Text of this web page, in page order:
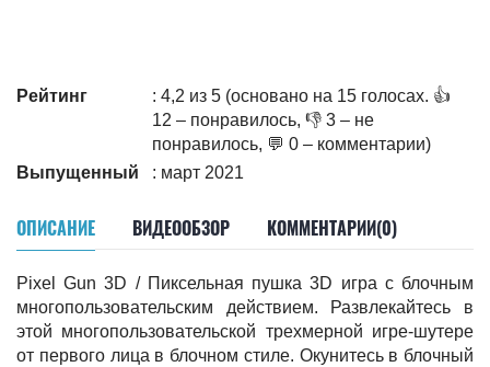
Рейтинг
: 4,2 из 5 (основано на 15 голосах. 👍
12 – понравилось, 👎 3 – не
понравилось, 💬 0 – комментарии)
Выпущенный
: март 2021
ОПИСАНИЕ ВИДЕООБЗОР КОММЕНТАРИИ(0)
Pixel Gun 3D / Пиксельная пушка 3D игра с блочным
многопользовательским действием. Развлекайтесь в
этой многопользовательской трехмерной игре-шутере
от первого лица в блочном стиле. Окунитесь в блочный